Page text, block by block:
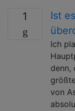
1
Ist
Ich
denn,
von